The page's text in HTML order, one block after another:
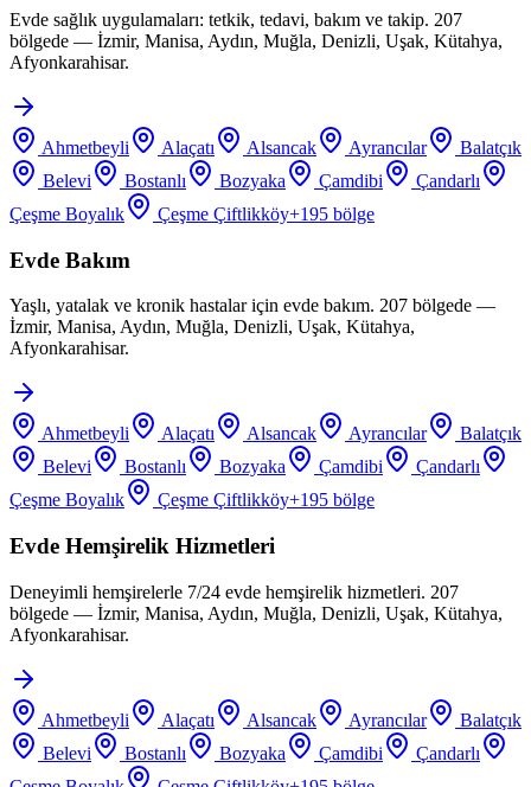
Evde sağlık uygulamaları: tetkik, tedavi, bakım ve takip. 207
bölgede — İzmir, Manisa, Aydın, Muğla, Denizli, Uşak, Kütahya,
Afyonkarahisar.
Ahmetbeyli Alaçatı Alsancak Ayrancılar
Balatçık
Belevi
Bostanlı Bozyaka Çamdibi
Çandarlı
Çeşme Boyalık
Çeşme Çiftlikköy+195 bölge
Evde Bakım
Yaşlı, yatalak ve kronik hastalar için evde bakım. 207 bölgede —
İzmir, Manisa, Aydın, Muğla, Denizli, Uşak, Kütahya,
Afyonkarahisar.
Ahmetbeyli Alaçatı Alsancak Ayrancılar
Balatçık
Belevi
Bostanlı Bozyaka Çamdibi
Çandarlı
Çeşme Boyalık
Çeşme Çiftlikköy+195 bölge
Evde Hemşirelik Hizmetleri
Deneyimli hemşirelerle 7/24 evde hemşirelik hizmetleri. 207
bölgede — İzmir, Manisa, Aydın, Muğla, Denizli, Uşak, Kütahya,
Afyonkarahisar.
Ahmetbeyli Alaçatı Alsancak Ayrancılar
Balatçık
Belevi
Bostanlı Bozyaka Çamdibi
Çandarlı